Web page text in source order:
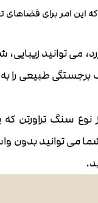
این امر برای فضاهای
می توانید
برجستگی طبیعی را
سنگ تراورتن که
می توانید بدون